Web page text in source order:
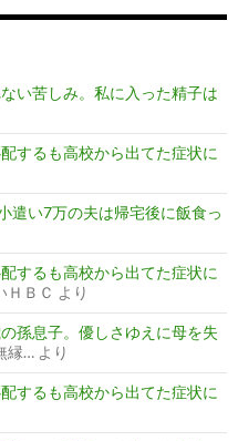
い苦しみ。私に入った精子は
するも高校から出てた症状に
遣い7万の夫は帰宅後に飯食っ
するも高校から出てた症状に
ＨＢＣ より
孫息子。優しさゆえに母を失
縁… より
するも高校から出てた症状に